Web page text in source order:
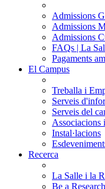
Admissions
Admissions
Admissions
FAQs | La
Pagaments
El Campus
Treballa i
Serveis
Serveis del
Associacions
Instal·lacions
Recerca
La Salle i la
Be a